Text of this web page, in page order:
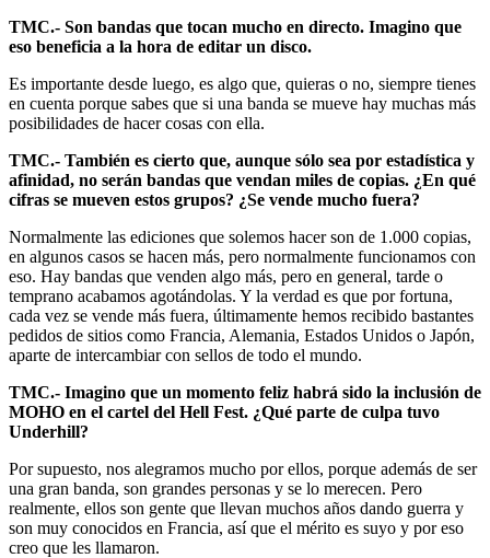
TMC.- Son bandas que tocan mucho en directo. Imagino que
eso beneficia a la hora de editar un disco.
Es importante desde luego, es algo que, quieras o no, siempre tienes
en cuenta porque sabes que si una banda se mueve hay muchas más
posibilidades de hacer cosas con ella.
TMC.- También es cierto que, aunque sólo sea por estadística y
afinidad, no serán bandas que vendan miles de copias. ¿En qué
cifras se mueven estos grupos? ¿Se vende mucho fuera?
Normalmente las ediciones que solemos hacer son de 1.000 copias,
en algunos casos se hacen más, pero normalmente funcionamos con
eso. Hay bandas que venden algo más, pero en general, tarde o
temprano acabamos agotándolas. Y la verdad es que por fortuna,
cada vez se vende más fuera, últimamente hemos recibido bastantes
pedidos de sitios como Francia, Alemania, Estados Unidos o Japón,
aparte de intercambiar con sellos de todo el mundo.
TMC.- Imagino que un momento feliz habrá sido la inclusión de
MOHO en el cartel del Hell Fest. ¿Qué parte de culpa tuvo
Underhill?
Por supuesto, nos alegramos mucho por ellos, porque además de ser
una gran banda, son grandes personas y se lo merecen. Pero
realmente, ellos son gente que llevan muchos años dando guerra y
son muy conocidos en Francia, así que el mérito es suyo y por eso
creo que les llamaron.